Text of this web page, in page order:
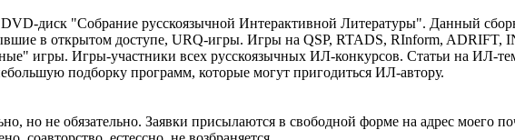
диск "Собрание русскоязычной Интерактивной Литературы". Данный
в открытом доступе, URQ-игры. Игры на QSP, RTADS, RInform,
игры. Игры-участники всех русскоязычных ИЛ-конкурсов. Статьи на ИЛ-
подборку программ, которые могут пригодиться ИЛ-автору.
но не обязательно. Заявки присылаются в свободной форме на адрес моего